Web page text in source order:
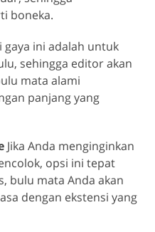
boneka.
gaya ini adalah untuk
sehingga editor akan
mata alami
panjang yang
Jika Anda menginginkan
opsi ini tepat
bulu mata Anda akan
dengan ekstensi yang